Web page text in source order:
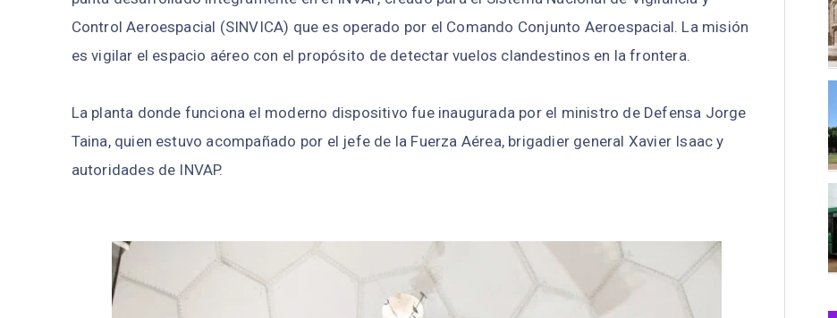
Control Aeroespacial (SINVICA) que es operado por el Comando Conjunto Aeroespacial. La misión
es vigilar el espacio aéreo con el propósito de detectar vuelos clandestinos en la frontera.
La planta donde funciona el moderno dispositivo fue inaugurada por el ministro de Defensa Jorge
Taina, quien estuvo acompañado por el jefe de la Fuerza Aérea, brigadier general Xavier Isaac y
autoridades de INVAP.